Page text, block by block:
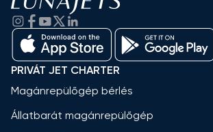
PRIVÁT JET CHARTER
Magánrepülőgép bérlés
Állatbarát magánrepülőgép